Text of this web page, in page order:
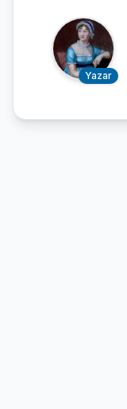
Yazar